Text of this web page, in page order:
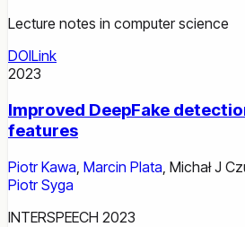
Lecture notes in computer science
DOILink
2023
Improved DeepFake
features
Piotr Kawa Marcin Plata Michał J
Piotr Syga
INTERSPEECH 2023